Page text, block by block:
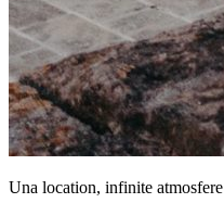
Una location, infinite atmosfere